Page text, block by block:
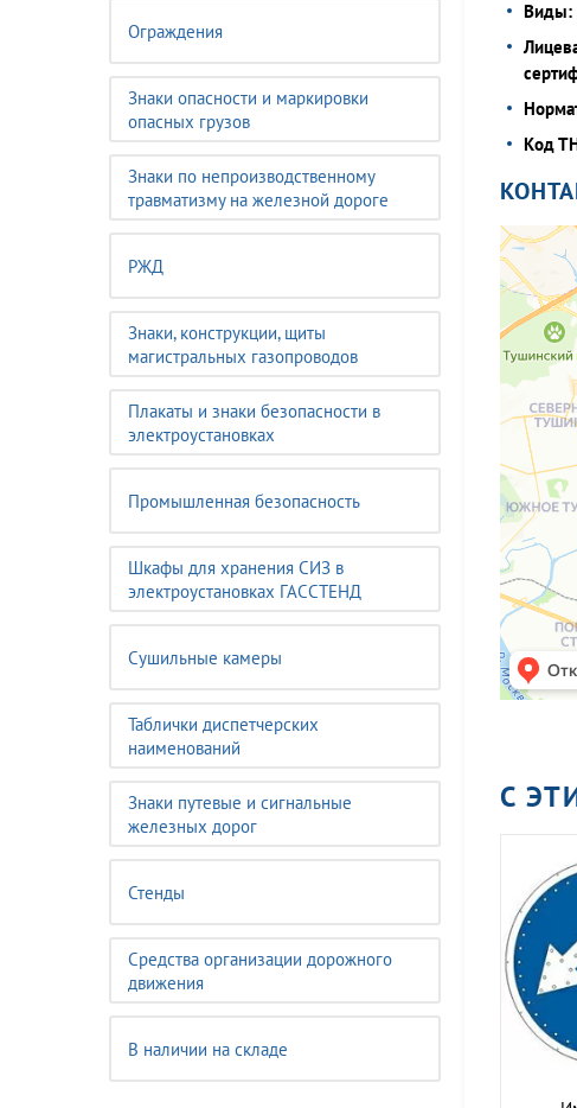
Ограждения
Знаки опасности и маркировки
опасных грузов
Знаки по непроизводственному
травматизму на железной дороге
РЖД
Знаки, конструкции, щиты
магистральных газопроводов
Плакаты и знаки безопасности в
электроустановках
Промышленная безопасность
Шкафы для хранения СИЗ в
электроустановках ГАССТЕНД
Сушильные камеры
Таблички диспетчерских
наименований
Знаки путевые и сигнальные
железных дорог
Стенды
Средства организации дорожного
движения
В наличии на складе
Виды:
Код
С